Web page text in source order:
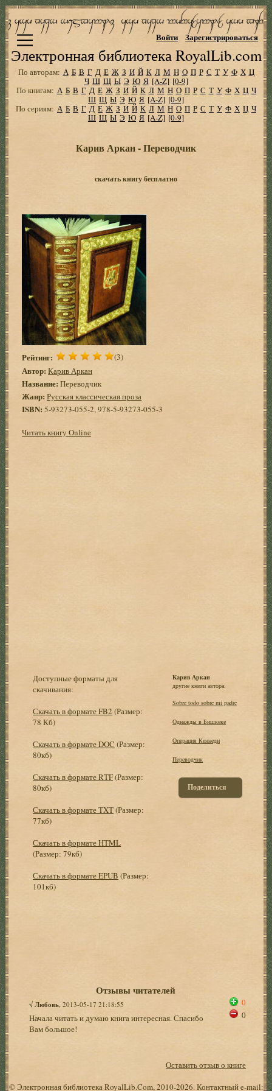
Электронная библиотека RoyalLib.com
Войти Зарегистрироваться
По авторам: А Б В Г Д Е Ж З И Й К Л М Н О П Р С Т У Ф Х Ц
Ч Ш Щ Ы Э Ю Я [A-Z] [0-9]
По книгам: А Б В Г Д Е Ж З И Й К Л М Н О П Р С Т У Ф Х Ц Ч
Ш Щ Ы Э Ю Я [A-Z] [0-9]
По сериям: А Б В Г Д Е Ж З И Й К Л М Н О П Р С Т У Ф Х Ц Ч
Ш Щ Ы Э Ю Я [A-Z] [0-9]
Карив Аркан - Переводчик
скачать книгу бесплатно
Рейтинг: (3)
Автор: Карив Аркан
Название: Переводчик
Жанр: Русская классическая проза
ISBN: 5-93273-055-2, 978-5-93273-055-3
Читать книгу Online
Доступные форматы для
скачивания:
Скачать в формате FB2 (Размер:
78 Кб)
Скачать в формате DOC (Размер:
80кб)
Скачать в формате RTF(Размер:
80кб)
Скачать в формате TXT(Размер:
77кб)
Скачать в формате HTML
(Размер: 79кб)
Скачать в формате EPUB (Размер:
101кб)
Карив Аркан
другие книги автора:
Sobre todo sobre mi padre
Однажды в Бишкеке
Операция Кеннеди
Переводчик
Поделиться
Отзывы читателей
√Любовь , 2013-05-17 21:18:55
Начала читать и думаю книга интересная. Спасибо
Вам большое!
0
0
Оставить отзыв о книге
© Электронная библиотека RoyalLib.Com, 2010-2026. Контактный e-mail: